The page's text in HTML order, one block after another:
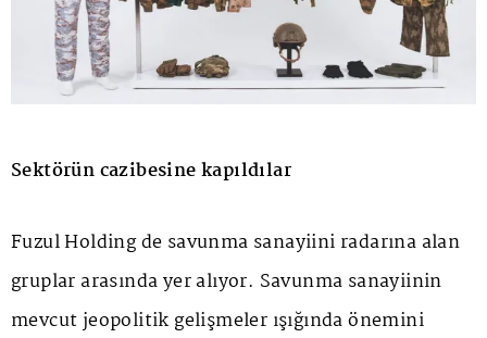
Sektörün cazibesine kapıldılar
Fuzul Holding de savunma sanayiini radarına alan
gruplar arasında yer alıyor. Savunma sanayiinin
mevcut jeopolitik gelişmeler ışığında önemini